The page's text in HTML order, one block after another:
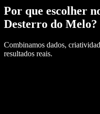
Por que escolher
Desterro do Melo?
Combinamos dados,
resultados reais.